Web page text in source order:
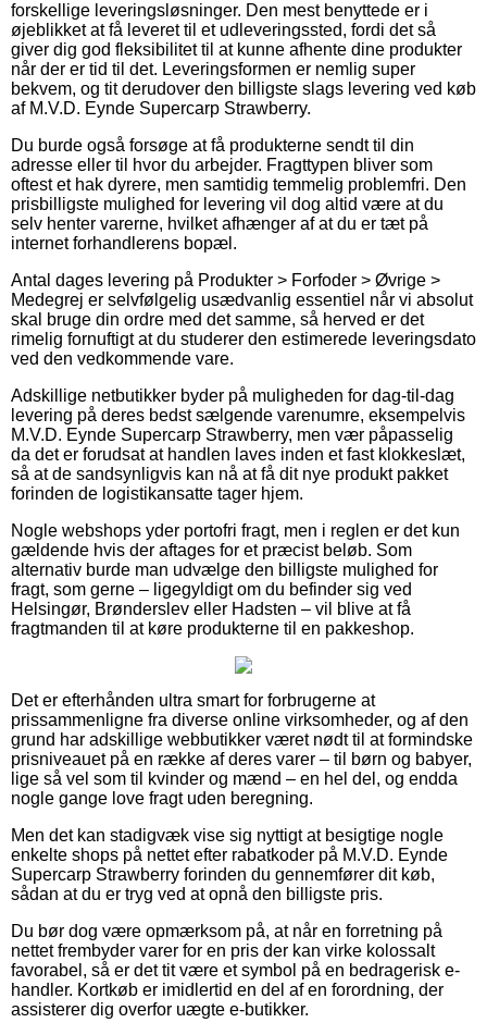
forskellige leveringsløsninger. Den mest benyttede er i
øjeblikket at få leveret til et udleveringssted, fordi det så
giver dig god fleksibilitet til at kunne afhente dine produkter
når der er tid til det. Leveringsformen er nemlig super
bekvem, og tit derudover den billigste slags levering ved køb
af M.V.D. Eynde Supercarp Strawberry.
Du burde også forsøge at få produkterne sendt til din
adresse eller til hvor du arbejder. Fragttypen bliver som
oftest et hak dyrere, men samtidig temmelig problemfri. Den
prisbilligste mulighed for levering vil dog altid være at du
selv henter varerne, hvilket afhænger af at du er tæt på
internet forhandlerens bopæl.
Antal dages levering på Produkter > Forfoder > Øvrige >
Medegrej er selvfølgelig usædvanlig essentiel når vi absolut
skal bruge din ordre med det samme, så herved er det
rimelig fornuftigt at du studerer den estimerede leveringsdato
ved den vedkommende vare.
Adskillige netbutikker byder på muligheden for dag-til-dag
levering på deres bedst sælgende varenumre, eksempelvis
M.V.D. Eynde Supercarp Strawberry, men vær påpasselig
da det er forudsat at handlen laves inden et fast klokkeslæt,
så at de sandsynligvis kan nå at få dit nye produkt pakket
forinden de logistikansatte tager hjem.
Nogle webshops yder portofri fragt, men i reglen er det kun
gældende hvis der aftages for et præcist beløb. Som
alternativ burde man udvælge den billigste mulighed for
fragt, som gerne – ligegyldigt om du befinder sig ved
Helsingør, Brønderslev eller Hadsten – vil blive at få
fragtmanden til at køre produkterne til en pakkeshop.
Det er efterhånden ultra smart for forbrugerne at
prissammenligne fra diverse online virksomheder, og af den
grund har adskillige webbutikker været nødt til at formindske
prisniveauet på en række af deres varer – til børn og babyer,
lige så vel som til kvinder og mænd – en hel del, og endda
nogle gange love fragt uden beregning.
Men det kan stadigvæk vise sig nyttigt at besigtige nogle
enkelte shops på nettet efter rabatkoder på M.V.D. Eynde
Supercarp Strawberry forinden du gennemfører dit køb,
sådan at du er tryg ved at opnå den billigste pris.
Du bør dog være opmærksom på, at når en forretning på
nettet frembyder varer for en pris der kan virke kolossalt
favorabel, så er det tit være et symbol på en bedragerisk e-
handler. Kortkøb er imidlertid en del af en forordning, der
assisterer dig overfor uægte e-butikker.